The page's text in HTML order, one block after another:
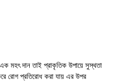
এক মহৎ দান তাই প্রাকৃতিক উপায়ে সুস্থতা
রোগ প্রতিরোধ করা যায় এর উপর